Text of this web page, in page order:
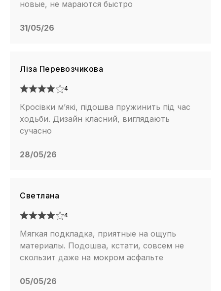
новые, не мараются быстро
31/05/26
Ліза Перевозчикова
4
Кросівки м’які, підошва пружинить під час
ходьби. Дизайн класний, виглядають
сучасно
28/05/26
Светлана
4
Мягкая подкладка, приятные на ощупь
материалы. Подошва, кстати, совсем не
скользит даже на мокром асфальте
05/05/26